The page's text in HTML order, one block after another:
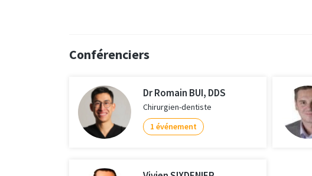
Conférenciers
Dr Romain BUI, DDS
Chirurgien-dentiste
1 événement